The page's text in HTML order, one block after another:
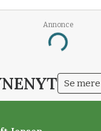
Annonce
Loading...
Se